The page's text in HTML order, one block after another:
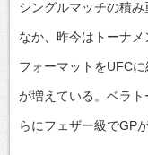
シングルマッチの積
なか、昨今はトーナ
フォーマットをUFC
が増えている。ベラ
らにフェザー級でGP